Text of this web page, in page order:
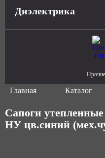
Диэлектрика
Главная Каталог
Сапоги
НУ цв.синий